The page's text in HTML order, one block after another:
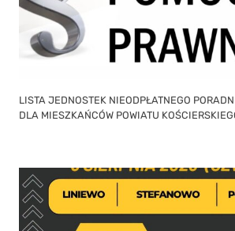
LISTA JEDNOSTEK NIEODPŁATNEGO
DLA MIESZKAŃCÓW POWIATU